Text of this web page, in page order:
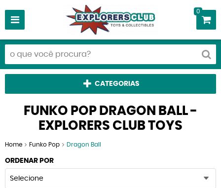
0
CATEGORIAS
FUNKO POP DRAGON BALL -
EXPLORERS CLUB TOYS
Home Funko Pop Dragon Ball
ORDENAR POR
Selecione